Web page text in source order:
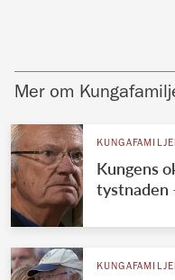
Mer om
Kungens
tystnaden